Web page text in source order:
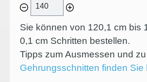
Sie können von 120,1 cm bis
0,1 cm Schritten bestellen.
Tipps zum Ausmessen und zu
Gehrungsschnitten finden Sie